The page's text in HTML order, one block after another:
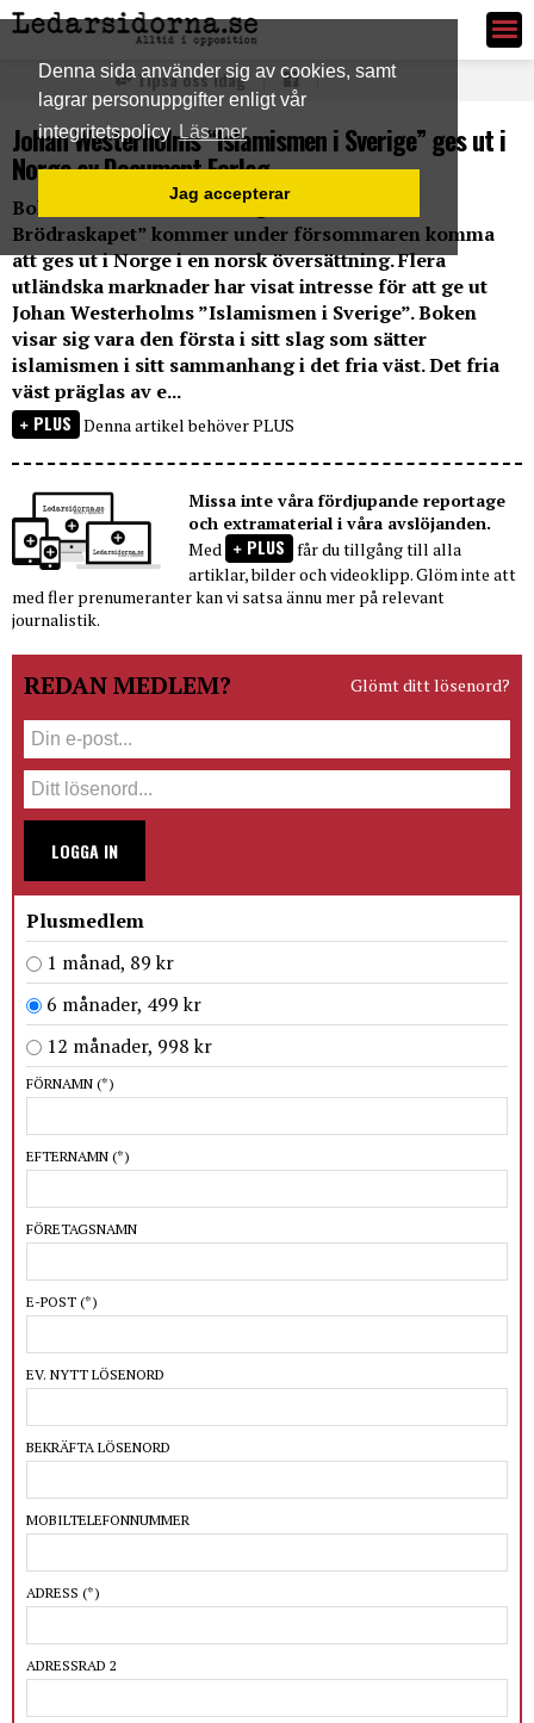
Denna sida använder sig av cookies, samt
lagrar personuppgifter enligt vår
integritetspolicyLäs mer
Jag accepterar
Ledarsidorna.se
Tipsa oss idag
Johan Westerholms “Islamismen i Sverige” ges ut i
Norge av Document Forlag
Boken ”Islamismen i Sverige - Muslimska
Brödraskapet” kommer under försommaren komma
att ges ut i Norge i en norsk översättning. Flera
utländska marknader har visat intresse för att ge ut
Johan Westerholms ”Islamismen i Sverige”. Boken
visar sig vara den första i sitt slag som sätter
islamismen i sitt sammanhang i det fria väst. Det fria
väst präglas av e...
PLUS Denna artikel behöver PLUS
Missa inte våra fördjupande reportage
och extramaterial i våra avslöjanden.
Med
PLUS får du tillgång till alla
artiklar, bilder och videoklipp. Glöm inte att
med fler prenumeranter kan vi satsa ännu mer på relevant
journalistik.
REDAN MEDLEM? Glömt ditt lösenord?
LOGGA IN
Plusmedlem
1 månad, 89 kr
6 månader, 499 kr
12 månader, 998 kr
FÖRNAMN (*)
EFTERNAMN (*)
FÖRETAGSNAMN
E-POST (*)
EV. NYTT LÖSENORD
BEKRÄFTA LÖSENORD
MOBILTELEFONNUMMER
ADRESS (*)
ADRESSRAD 2